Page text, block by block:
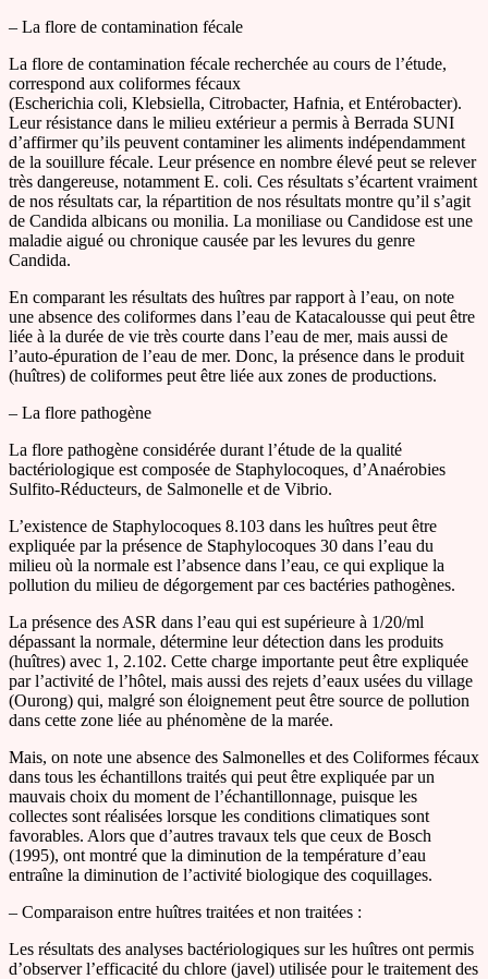
– La flore de contamination fécale
La flore de contamination fécale recherchée au cours de l’étude,
correspond aux coliformes fécaux
(Escherichia coli, Klebsiella, Citrobacter, Hafnia, et Entérobacter).
Leur résistance dans le milieu extérieur a permis à Berrada SUNI
d’affirmer qu’ils peuvent contaminer les aliments indépendamment
de la souillure fécale. Leur présence en nombre élevé peut se relever
très dangereuse, notamment E. coli. Ces résultats s’écartent vraiment
de nos résultats car, la répartition de nos résultats montre qu’il s’agit
de Candida albicans ou monilia. La moniliase ou Candidose est une
maladie aigué ou chronique causée par les levures du genre
Candida.
En comparant les résultats des huîtres par rapport à l’eau, on note
une absence des coliformes dans l’eau de Katacalousse qui peut être
liée à la durée de vie très courte dans l’eau de mer, mais aussi de
l’auto-épuration de l’eau de mer. Donc, la présence dans le produit
(huîtres) de coliformes peut être liée aux zones de productions.
– La flore pathogène
La flore pathogène considérée durant l’étude de la qualité
bactériologique est composée de Staphylocoques, d’Anaérobies
Sulfito-Réducteurs, de Salmonelle et de Vibrio.
L’existence de Staphylocoques 8.103 dans les huîtres peut être
expliquée par la présence de Staphylocoques 30 dans l’eau du
milieu où la normale est l’absence dans l’eau, ce qui explique la
pollution du milieu de dégorgement par ces bactéries pathogènes.
La présence des ASR dans l’eau qui est supérieure à 1/20/ml
dépassant la normale, détermine leur détection dans les produits
(huîtres) avec 1, 2.102. Cette charge importante peut être expliquée
par l’activité de l’hôtel, mais aussi des rejets d’eaux usées du village
(Ourong) qui, malgré son éloignement peut être source de pollution
dans cette zone liée au phénomène de la marée.
Mais, on note une absence des Salmonelles et des Coliformes fécaux
dans tous les échantillons traités qui peut être expliquée par un
mauvais choix du moment de l’échantillonnage, puisque les
collectes sont réalisées lorsque les conditions climatiques sont
favorables. Alors que d’autres travaux tels que ceux de Bosch
(1995), ont montré que la diminution de la température d’eau
entraîne la diminution de l’activité biologique des coquillages.
– Comparaison entre huîtres traitées et non traitées :
Les résultats des analyses bactériologiques sur les huîtres ont permis
d’observer l’efficacité du chlore (javel) utilisée pour le traitement des